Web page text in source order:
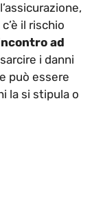
il rischio
ad
i danni
può essere
la si stipula o